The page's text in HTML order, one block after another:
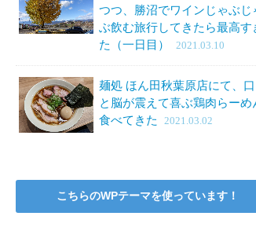
つつ、勝沼でワインじゃぶじ
ぶ飲む旅行してきたら最高す
た（一日目）
2021.03.10
麺処 ほん田秋葉原店にて、口
と脳が震えて喜ぶ鶏肉らーめ
食べてきた
2021.03.02
こちらのWPテーマを使っています！